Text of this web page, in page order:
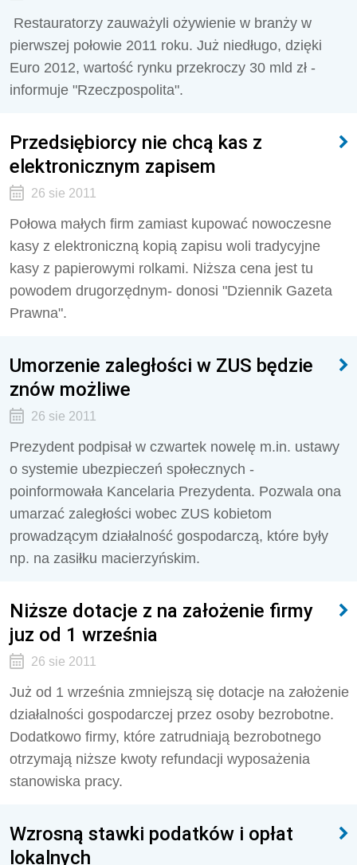
Restauratorzy zauważyli ożywienie w branży w
pierwszej połowie 2011 roku. Już niedługo, dzięki
Euro 2012, wartość rynku przekroczy 30 mld zł -
informuje "Rzeczpospolita".
Przedsiębiorcy nie chcą kas z
elektronicznym zapisem
26 sie 2011
Połowa małych firm zamiast kupować nowoczesne
kasy z elektroniczną kopią zapisu woli tradycyjne
kasy z papierowymi rolkami. Niższa cena jest tu
powodem drugorzędnym- donosi "Dziennik Gazeta
Prawna".
Umorzenie zaległości w ZUS będzie
znów możliwe
26 sie 2011
Prezydent podpisał w czwartek nowelę m.in. ustawy
o systemie ubezpieczeń społecznych -
poinformowała Kancelaria Prezydenta. Pozwala ona
umarzać zaległości wobec ZUS kobietom
prowadzącym działalność gospodarczą, które były
np. na zasiłku macierzyńskim.
Niższe dotacje z na założenie firmy
juz od 1 września
26 sie 2011
Już od 1 września zmniejszą się dotacje na założenie
działalności gospodarczej przez osoby bezrobotne.
Dodatkowo firmy, które zatrudniają bezrobotnego
otrzymają niższe kwoty refundacji wyposażenia
stanowiska pracy.
Wzrosną stawki podatków i opłat
lokalnych